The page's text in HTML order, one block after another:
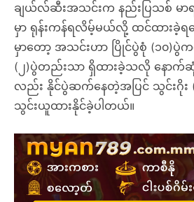
ချယ်လ်ဆီးအသင်းက နည်းပြသစ်
မှာ ရုန်းကန်ရလိမ့်မယ်လို့ ထင်ထားခဲ့
မှာတော့ အသင်းဟာ ပြိုင်ပွဲစုံ (၁၀)ပွဲကစ
(၂)ပွဲတည်းသာ ရှိထားခဲ့သလို နော
လည်း နိုင်ပွဲဆက်နေတဲ့အပြင် သွင်းဂိုး
သွင်းယူထားနိုင်ခဲ့ပါတယ်။